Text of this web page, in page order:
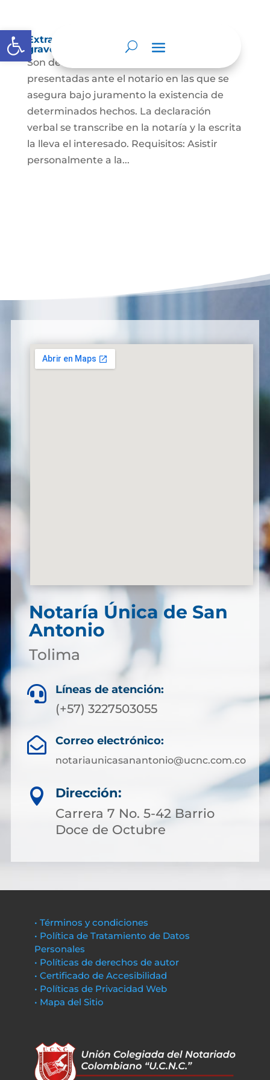
Abrir barra de herramientas
Extra-proceso o declaración bajo la
gravedad de juramento
Son declaraciones verbales o escritas
presentadas ante el notario en las que se
asegura bajo juramento la existencia de
determinados hechos. La declaración
verbal se transcribe en la notaría y la escrita
la lleva el interesado. Requisitos: Asistir
personalmente a la...
Notaría Única de San
Antonio
Tolima
 Líneas de atención:
(+57) 3227503055
 Correo electrónico:
notariaunicasanantonio@ucnc.com.co

Dirección:
Carrera 7 No. 5-42 Barrio
Doce de Octubre
• Términos y condiciones
• Política de Tratamiento de Datos
Personales
• Políticas de derechos de autor
• Certificado de Accesibilidad
• Políticas de Privacidad Web
• Mapa del Sitio